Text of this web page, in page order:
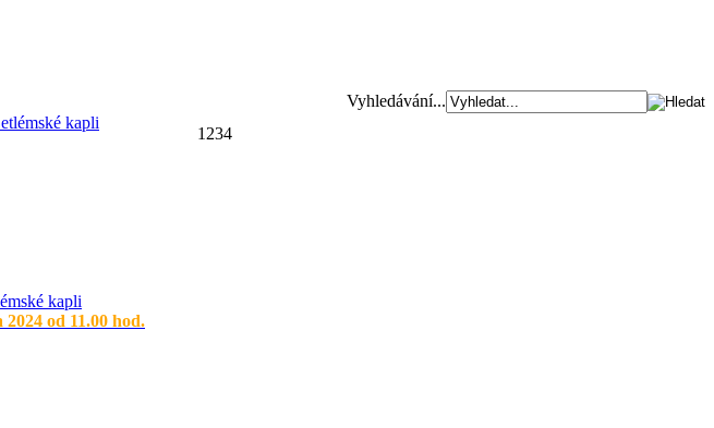
Vyhledávání...
kapli
od 11.00 hod.
1 234